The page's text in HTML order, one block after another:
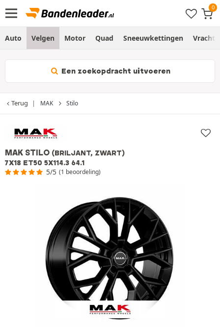
Auto Velgen Motor Quad Sneeuwkettingen
Een zoekopdracht uitvoeren
Terug MAK Stilo
MAK STILO (BRILJANT, ZWART)
7X18 ET50 5X114.3 64.1
5/5 (1 beoordeling)